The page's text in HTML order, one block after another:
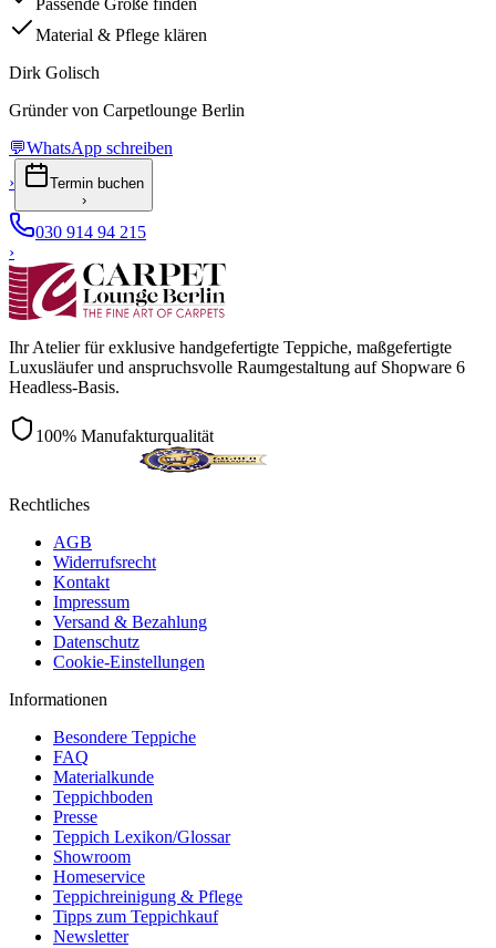
Passende Größe finden
Material & Pflege klären
Dirk Golisch
Gründer von Carpetlounge Berlin
💬WhatsApp schreiben
›
Termin buchen
›
030 914 94 215
›
Ihr Atelier für exklusive handgefertigte Teppiche, maßgefertigte
Luxusläufer und anspruchsvolle Raumgestaltung auf Shopware 6
Headless-Basis.
100% Manufakturqualität
Rechtliches
AGB
Widerrufsrecht
Kontakt
Impressum
Versand & Bezahlung
Datenschutz
Cookie-Einstellungen
Informationen
Besondere Teppiche
FAQ
Materialkunde
Teppichboden
Presse
Teppich Lexikon/Glossar
Showroom
Homeservice
Teppichreinigung & Pflege
Tipps zum Teppichkauf
Newsletter